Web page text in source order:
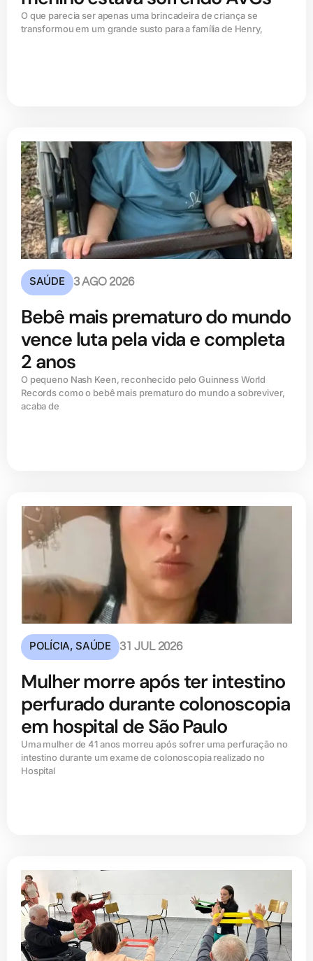
O que parecia ser apenas uma brincadeira de criança se
transformou em um grande susto para a família de Henry,
SAÚDE 3 AGO 2026
Bebê mais prematuro do mundo
vence luta pela vida e completa
2 anos
O pequeno Nash Keen, reconhecido pelo Guinness World
Records como o bebê mais prematuro do mundo a sobreviver,
acaba de
POLÍCIA,SAÚDE 31 JUL 2026
Mulher morre após ter intestino
perfurado durante colonoscopia
em hospital de São Paulo
Uma mulher de 41 anos morreu após sofrer uma perfuração no
intestino durante um exame de colonoscopia realizado no
Hospital